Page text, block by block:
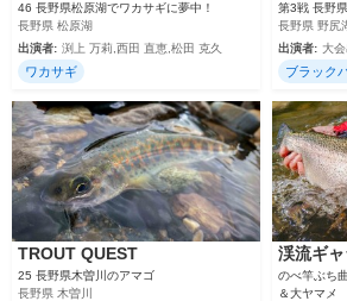
46 長野県松原湖でワカサギに夢中！
長野県 松原湖
出演者: 渕上 万莉,西田 直恵,松田 克久
ワカサギ
第3戦 長野
長野県 野尻
出演者: 大
ブラック
TROUT QUEST
25 長野県木曽川のアマゴ
長野県 木曽川
渓流ギ
のべ竿ぶち
＆大ヤマメ